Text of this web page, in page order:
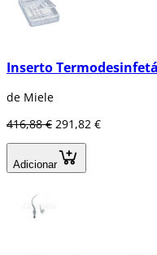
Inserto
de Miele
416,88 € 291,82 €
Adicionar